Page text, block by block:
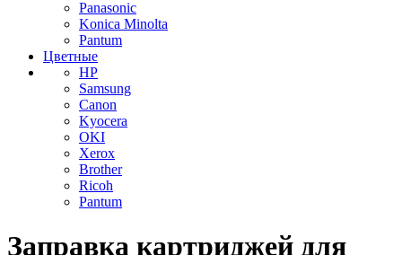
Panasonic
Konica Minolta
Pantum
Цветные
HP
Samsung
Canon
Kyocera
OKI
Xerox
Brother
Ricoh
Pantum
Заправка картриджей для